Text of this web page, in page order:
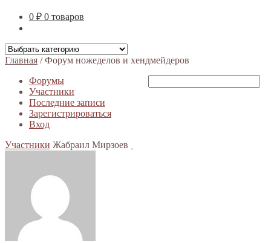
0 ₽ 0 товаров
Главная /Форум ножеделов и хендмейдеров
Форумы
Участники
Последние записи
Зарегистрироваться
Вход
Участники Жабраил Мирзоев